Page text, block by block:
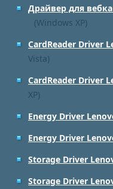
Драйвер для
(Windows XP)
CardReader Driver
Vista)
CardReader Driver
XP)
Energy Driver
Energy Driver
Storage Driver
Storage Driver